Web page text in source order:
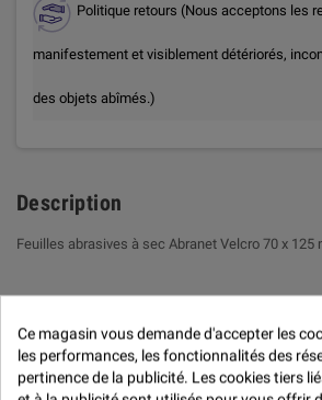
Politique retours (Nous acceptons les
manifestement et visiblement détériorés,
des objets abîmés.)
Description
Feuilles abrasives à sec Abranet Velcro 70 x 125
Avis (0) -
Modération des avis
Ce magasin vous demande d'accepter les
les performances, les fonctionnalités des
pertinence de la publicité. Les cookies tiers